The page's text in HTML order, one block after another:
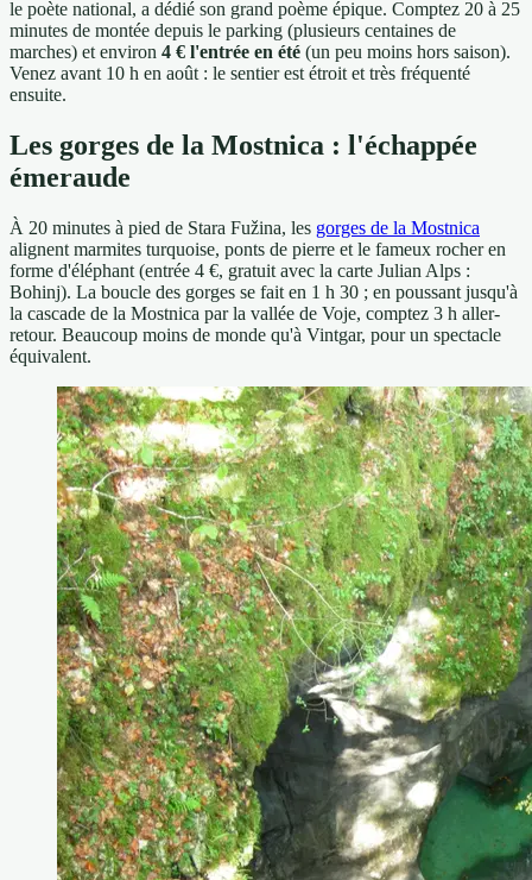
le poète national, a dédié son grand poème épique. Comptez 20 à 25
minutes de montée depuis le parking (plusieurs centaines de
marches) et environ 4 € l'entrée en été (un peu moins hors saison).
Venez avant 10 h en août : le sentier est étroit et très fréquenté
ensuite.
Les gorges de la Mostnica : l'échappée
émeraude
À 20 minutes à pied de Stara Fužina, les gorges de la Mostnica
alignent marmites turquoise, ponts de pierre et le fameux rocher en
forme d'éléphant (entrée 4 €, gratuit avec la carte Julian Alps :
Bohinj). La boucle des gorges se fait en 1 h 30 ; en poussant jusqu'à
la cascade de la Mostnica par la vallée de Voje, comptez 3 h aller-
retour. Beaucoup moins de monde qu'à Vintgar, pour un spectacle
équivalent.